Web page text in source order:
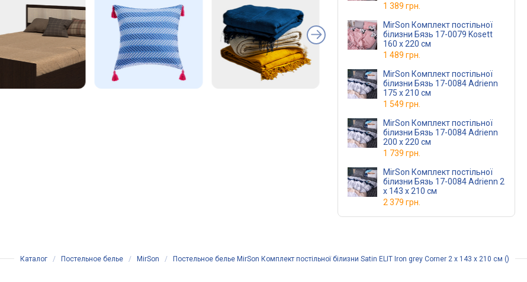
1 389 грн.
MirSon Комплект постільної
білизни Бязь 17-0079 Kosett
160 x 220 см
1 489 грн.
MirSon Комплект постільної
білизни Бязь 17-0084 Adrienn
175 x 210 см
1 549 грн.
MirSon Комплект постільної
білизни Бязь 17-0084 Adrienn
200 x 220 см
1 739 грн.
MirSon Комплект постільної
білизни Бязь 17-0084 Adrienn 2
x 143 x 210 см
2 379 грн.
Каталог / Постельное белье / MirSon / Постельное белье MirSon Комплект постільної білизни Satin ELIT Iron grey Corner 2 x 143 x 210 см ()